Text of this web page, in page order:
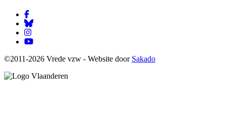
©2011-2026 Vrede vzw - Website door Sakado
Image